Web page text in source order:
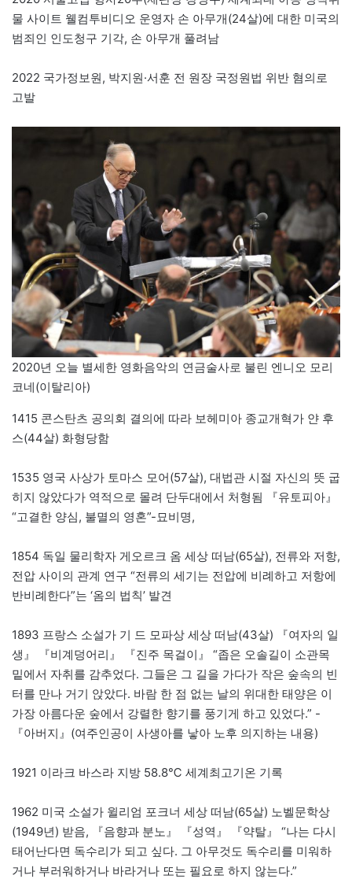
물 사이트 웰컴투비디오 운영자 손 아무개(24살)에 대한 미국의
범죄인 인도청구 기각, 손 아무개 풀려남
2022 국가정보원, 박지원·서훈 전 원장 국정원법 위반 혐의로
고발
2020년 오늘 별세한 영화음악의 연금술사로 불린 엔니오 모리
코네(이탈리아)
1415 콘스탄츠 공의회 결의에 따라 보헤미아 종교개혁가 얀 후
스(44살) 화형당함
1535 영국 사상가 토마스 모어(57살), 대법관 시절 자신의 뜻 굽
히지 않았다가 역적으로 몰려 단두대에서 처형됨 『유토피아』
“고결한 양심, 불멸의 영혼”-묘비명,
1854 독일 물리학자 게오르크 옴 세상 떠남(65살), 전류와 저항,
전압 사이의 관계 연구 “전류의 세기는 전압에 비례하고 저항에
반비례한다”는 ‘옴의 법칙’ 발견
1893 프랑스 소설가 기 드 모파상 세상 떠남(43살) 『여자의 일
생』 『비계덩어리』 『진주 목걸이』 “좁은 오솔길이 소관목
밑에서 자취를 감추었다. 그들은 그 길을 가다가 작은 숲속의 빈
터를 만나 거기 앉았다. 바람 한 점 없는 날의 위대한 태양은 이
가장 아름다운 숲에서 강렬한 향기를 풍기게 하고 있었다.” -
『아버지』(여주인공이 사생아를 낳아 노후 의지하는 내용)
1921 이라크 바스라 지방 58.8℃ 세계최고기온 기록
1962 미국 소설가 윌리엄 포크너 세상 떠남(65살) 노벨문학상
(1949년) 받음, 『음향과 분노』 『성역』 『약탈』 “나는 다시
태어난다면 독수리가 되고 싶다. 그 아무것도 독수리를 미워하
거나 부러워하거나 바라거나 또는 필요로 하지 않는다.”